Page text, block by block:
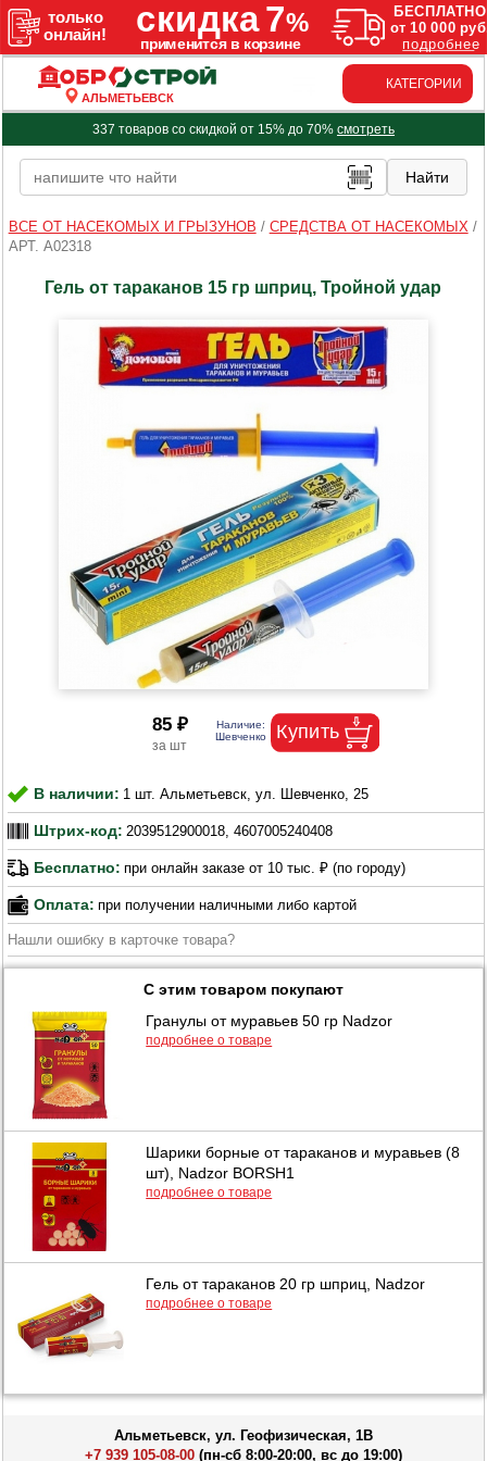
АЛЬМЕТЬЕВСК
КАТЕГОРИИ
337 товаров со скидкой от 15% до 70% смотреть
ВСЕ ОТ НАСЕКОМЫХ И ГРЫЗУНОВ / СРЕДСТВА ОТ НАСЕКОМЫХ /
АРТ. A02318
Гель от тараканов 15 гр шприц, Тройной удар
85 ₽
В наличии: 1 шт. Альметьевск, ул. Шевченко, 25
Штрих-код: 2039512900018, 4607005240408
Бесплатно: при онлайн заказе от 10 тыс. ₽ (по городу)
Оплата: при получении наличными либо картой
Нашли ошибку в карточке товара?
С этим товаром покупают
Гранулы от муравьев 50 гр Nadzor
подробнее о товаре
Шарики борные от тараканов и муравьев (8
шт), Nadzor BORSH1
подробнее о товаре
Гель от тараканов 20 гр шприц, Nadzor
подробнее о товаре
Альметьевск, ул. Геофизическая, 1В
+7 939 105-08-00(пн-сб 8:00-20:00, вс до 19:00)